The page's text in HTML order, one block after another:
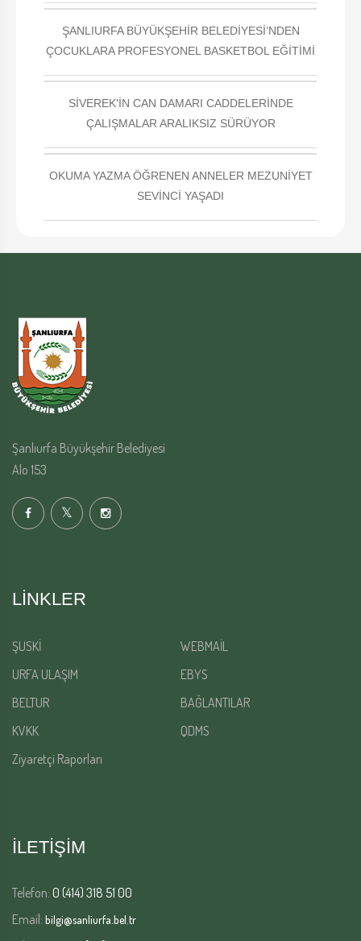
ŞANLIURFA BÜYÜKŞEHİR BELEDİYESİ’NDEN
ÇOCUKLARA PROFESYONEL BASKETBOL EĞİTİMİ
SİVEREK'İN CAN DAMARI CADDELERİNDE
ÇALIŞMALAR ARALIKSIZ SÜRÜYOR
OKUMA YAZMA ÖĞRENEN ANNELER MEZUNİYET
SEVİNCİ YAŞADI
Şanlıurfa Büyükşehir Belediyesi
Alo 153
LINKLER
ŞUSKİ
WEBMAİL
URFA ULAŞIM
EBYS
BELTUR
BAĞLANTILAR
KVKK
QDMS
Ziyaretçi Raporları
İLETİŞİM
Telefon: 0 (414) 318 51 00
Email: bilgi@sanliurfa.bel.tr